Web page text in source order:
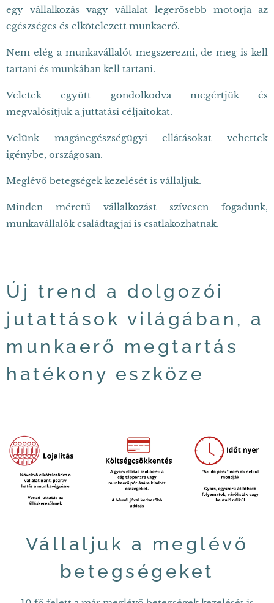
egy vállalkozás vagy vállalat legerősebb motorja az
egészséges és elkötelezett munkaerő.
Nem elég a munkavállalót megszerezni, de meg is kell
tartani és munkában kell tartani.
Veletek együtt gondolkodva megértjük és
megvalósítjuk a juttatási céljaitokat.
Velünk magánegészségügyi ellátásokat vehettek
igénybe, országosan.
Meglévő betegségek kezelését is vállaljuk.
Minden méretű vállalkozást szívesen fogadunk,
munkavállalók családtagjai is csatlakozhatnak.
Új trend a dolgozói
jutattások világában, a
munkaerő megtartás
hatékony eszköze
Vállaljuk a meglévő
betegségeket